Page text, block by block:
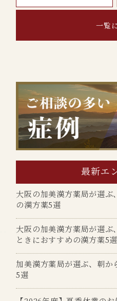
一覧
最新エ
大阪の加美漢方薬局が選ぶ
の漢方薬5選
大阪の加美漢方薬局が選ぶ
ときにおすすめの漢方薬5選
加美漢方薬局が選ぶ、朝か
5選